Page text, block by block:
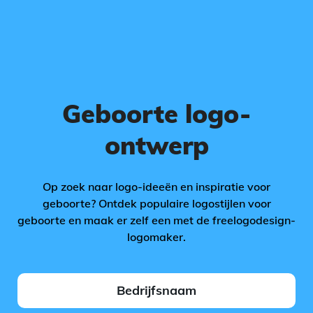
Geboorte logo-
ontwerp
Op zoek naar logo-ideeën en inspiratie voor
geboorte? Ontdek populaire logostijlen voor
geboorte en maak er zelf een met de freelogodesign-
logomaker.